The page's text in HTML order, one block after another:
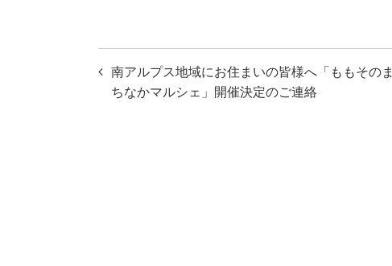
投
稿
南アルプス地域にお住まいの皆様へ「ももそのま
ちなかマルシェ」開催決定のご連絡